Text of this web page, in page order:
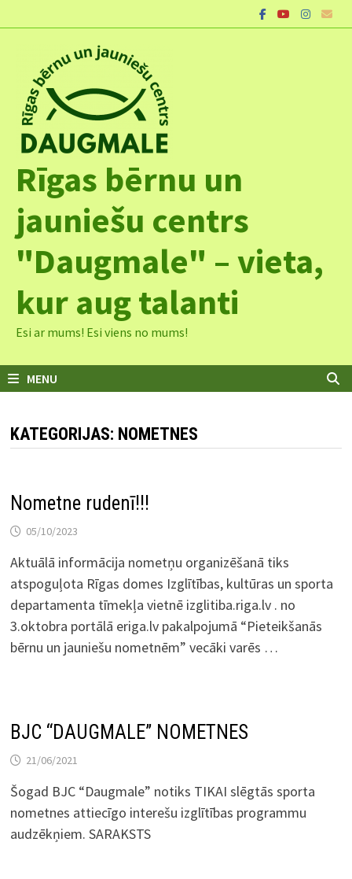
to
Rīgas bērnu un
jauniešu centrs
"Daugmale" – vieta,
kur aug talanti
Esi ar mums! Esi viens no mums!
MENU
KATEGORIJAS: NOMETNES
Nometne rudenī!!!
05/10/2023
Aktuālā informācija nometņu organizēšanā tiks
atspoguļota Rīgas domes Izglītības, kultūras un sporta
departamenta tīmekļa vietnē izglitiba.riga.lv . no
3.oktobra portālā eriga.lv pakalpojumā “Pieteikšanās
bērnu un jauniešu nometnēm” vecāki varēs …
BJC “DAUGMALE” NOMETNES
21/06/2021
Šogad BJC “Daugmale” notiks TIKAI slēgtās sporta
nometnes attiecīgo interešu izglītības programmu
audzēkņiem. SARAKSTS